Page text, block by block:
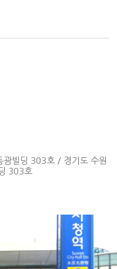
빌딩 303호 / 경기도 수원
303호